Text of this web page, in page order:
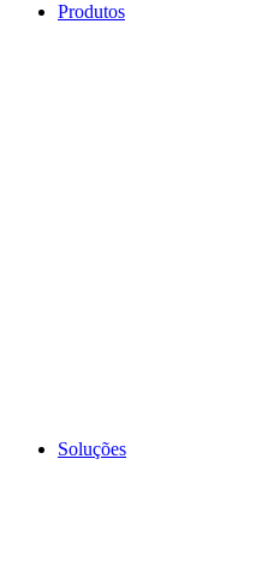
Produtos
Soluções